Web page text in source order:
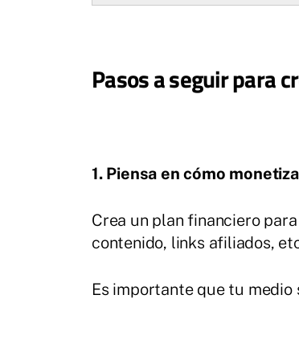
Pasos a seguir para
1. Piensa en cómo
Crea un plan financiero
contenido, links afiliados,
Es importante que tu medio